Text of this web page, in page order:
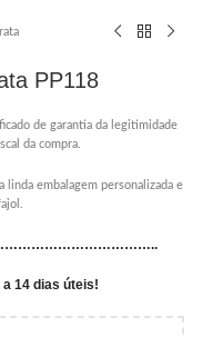
PP118
de garantia da legitimidade
da compra.
linda embalagem personalizada e
14 dias úteis!